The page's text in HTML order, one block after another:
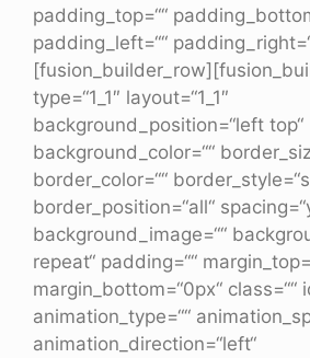
padding_top=““
padding_left=““
type=“1_1″ layout=“1_1″
background_position=“left top“
background_color=““
border_color=““
border_position=“all“
background_image=““
repeat“ padding=““
margin_bottom=“0px“ class=““
animation_type=““
animation_direction=“left“